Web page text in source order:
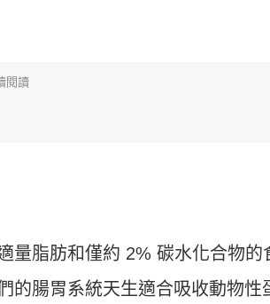
閱讀
量脂肪和僅約 2% 碳水化合物的
的腸胃系統天生適合吸收動物性